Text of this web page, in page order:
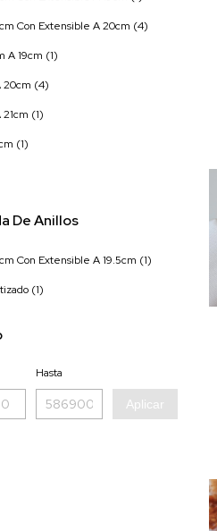
Con Extensible A 20cm (4)
A 19cm (1)
20cm (4)
21cm (1)
(1)
De Anillos
Con Extensible A 19.5cm (1)
(1)
Hasta
Aplicar